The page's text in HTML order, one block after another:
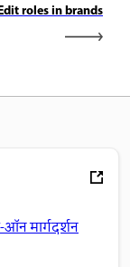
roles in brands
मार्गदर्शन